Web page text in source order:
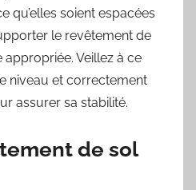
qu’elles soient espacées
le revêtement de
Veillez à ce
niveau et correctement
assurer sa stabilité.
de sol